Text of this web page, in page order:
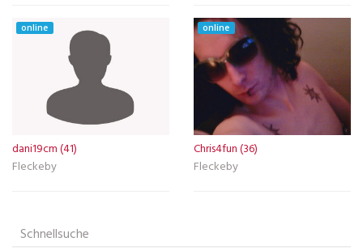
online
dani19cm (41)
Fleckeby
online
Chris4fun (36)
Fleckeby
Schnellsuche